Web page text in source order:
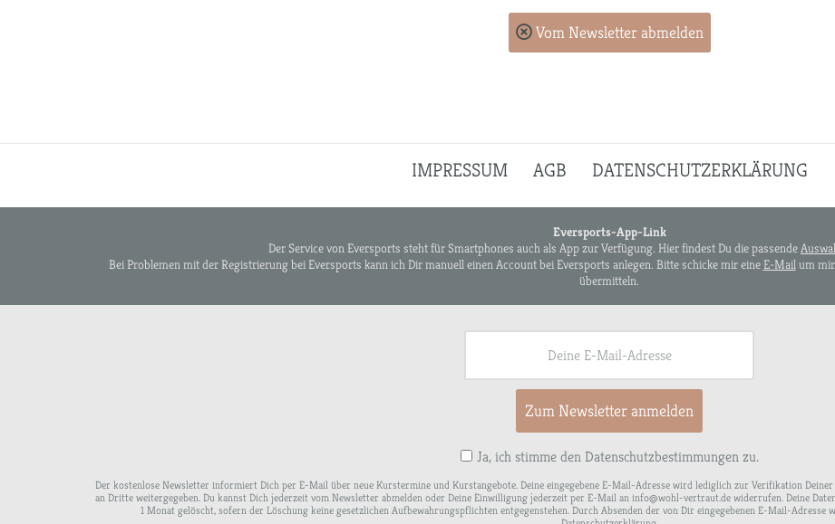
Vom Newsletter abmelden
IMPRESSUM AGB DATENSCHUTZERKLÄRUNG
Eversports-App-Link
Der Service von Eversports steht für Smartphones auch als App zur Verfügung. Hier findest Du die passende
Bei Problemen mit der Registrierung bei Eversports kann ich Dir manuell einen Account bei Eversports anlegen. Bitte schicke mir eine E-Mailum mir
übermitteln.
Zum Newsletter anmelden
Ja, ich stimme den Datenschutzbestimmungen zu.
Der kostenlose Newsletter informiert Dich per E-Mail über neue Kurstermine und Kurstangebote. Deine eingegebene E-Mail-Adresse wird lediglich zur Verifikation
an Dritte weitergegeben. Du kannst Dich jederzeit vom Newsletter abmelden oder Deine Einwilligung jederzeit per E-Mail an info@wohl-vertraut.de widerrufen. Deine
1 Monat gelöscht, sofern der Löschung keine gesetzlichen Aufbewahrungspflichten entgegenstehen. Durch Absenden der von Dir eingegebenen E-Mail-